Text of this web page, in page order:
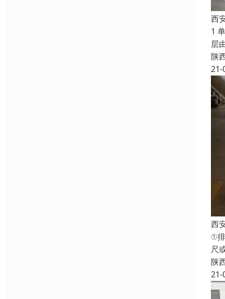
西
1
层
陕
21-
西
①
尺
陕
21-